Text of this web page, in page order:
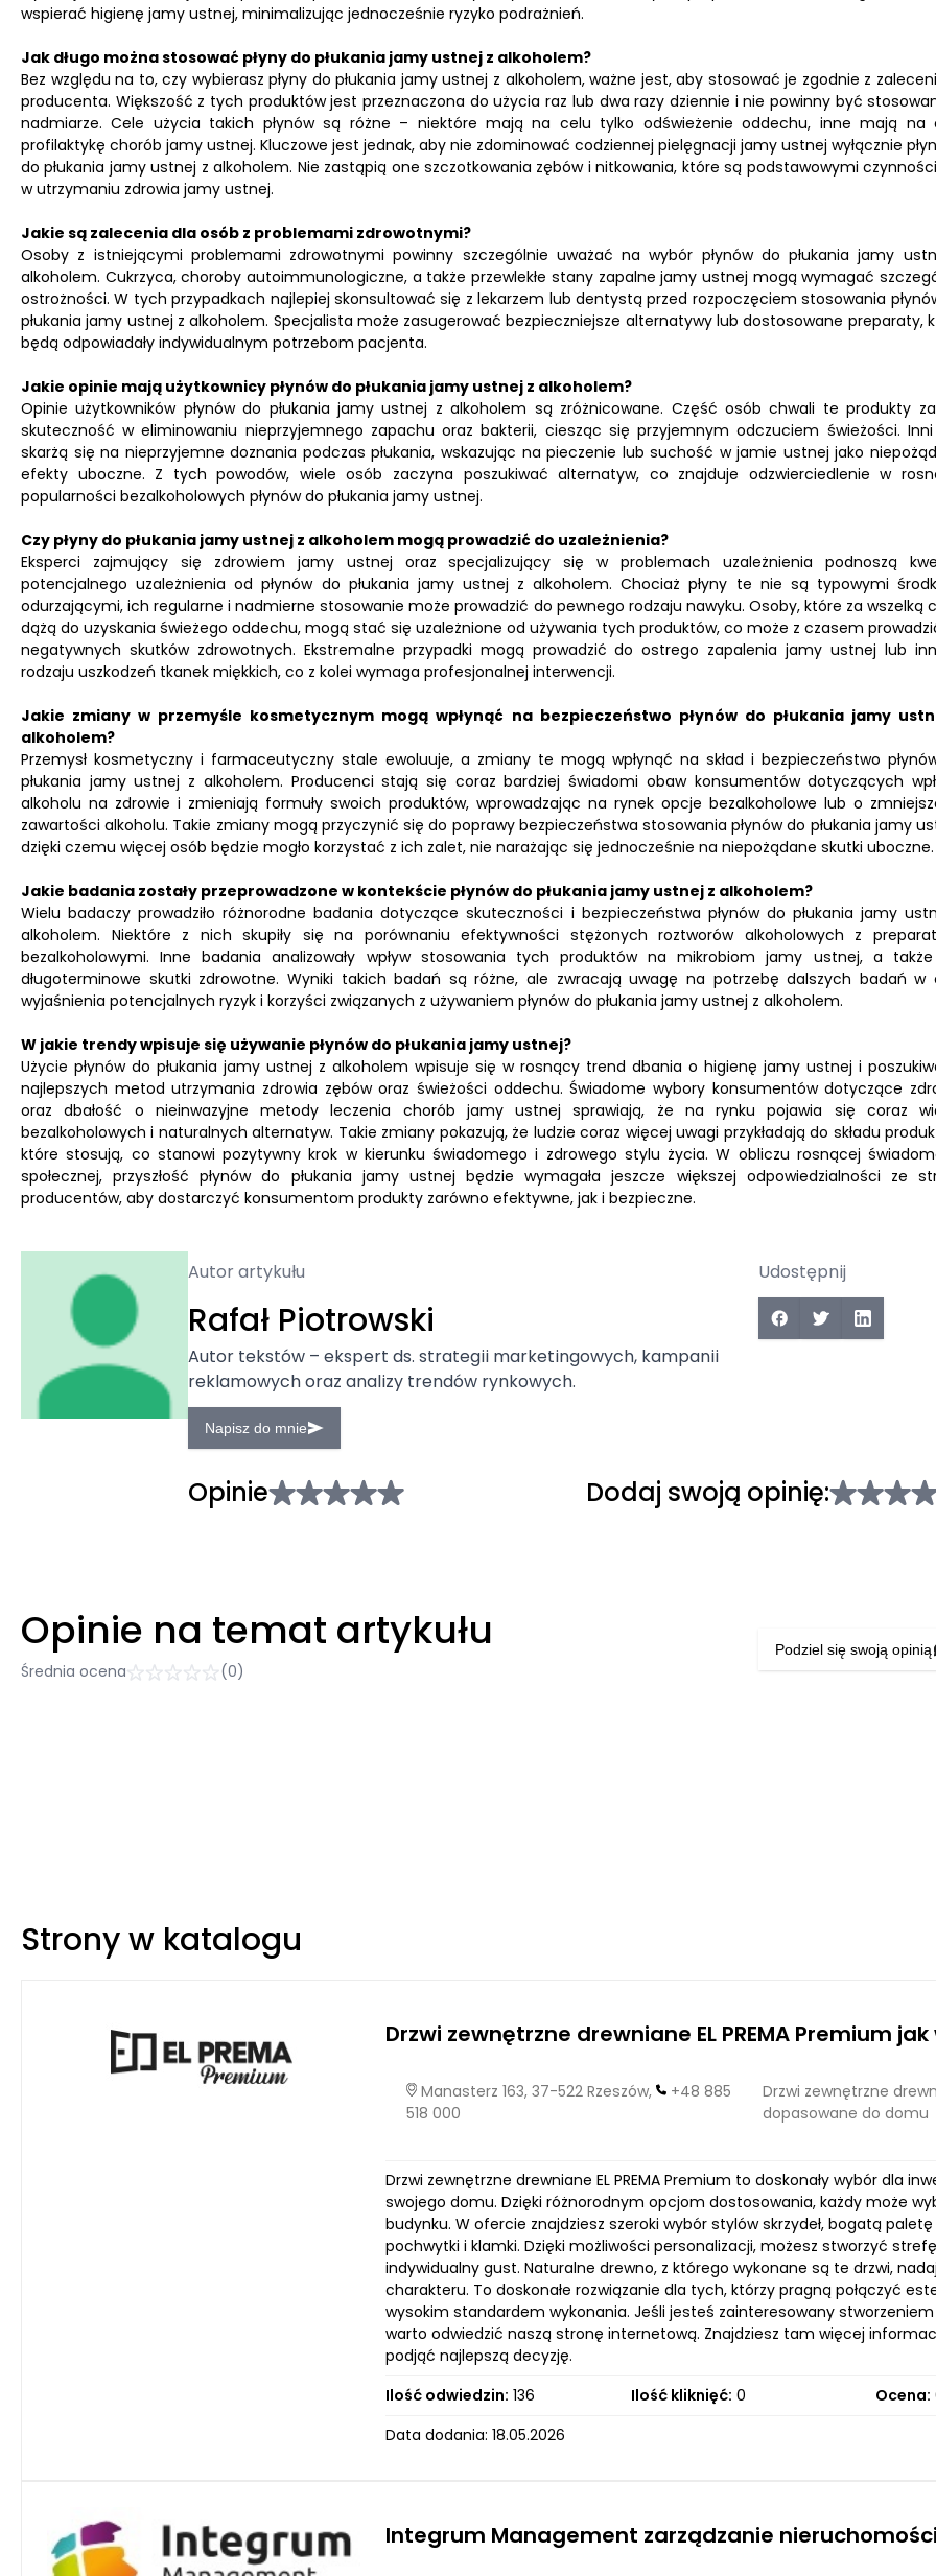
wspierać higienę jamy ustnej, minimalizując jednocześnie ryzyko podrażnień.
Jak długo można stosować płyny do płukania jamy ustnej z alkoholem?
Bez względu na to, czy wybierasz płyny do płukania jamy ustnej z alkoholem, ważne jest, aby stosować je zgodnie z
producenta. Większość z tych produktów jest przeznaczona do użycia raz lub dwa razy dziennie i nie powinny być
nadmiarze. Cele użycia takich płynów są różne – niektóre mają na celu tylko odświeżenie oddechu, inne mają na
profilaktykę chorób jamy ustnej. Kluczowe jest jednak, aby nie zdominować codziennej pielęgnacji jamy ustnej wyłącznie
do płukania jamy ustnej z alkoholem. Nie zastąpią one szczotkowania zębów i nitkowania, które są podstawowymi
w utrzymaniu zdrowia jamy ustnej.
Jakie są zalecenia dla osób z problemami zdrowotnymi?
Osoby z istniejącymi problemami zdrowotnymi powinny szczególnie uważać na wybór płynów do płukania jamy
alkoholem. Cukrzyca, choroby autoimmunologiczne, a także przewlekłe stany zapalne jamy ustnej mogą wymagać
ostrożności. W tych przypadkach najlepiej skonsultować się z lekarzem lub dentystą przed rozpoczęciem stosowania
płukania jamy ustnej z alkoholem. Specjalista może zasugerować bezpieczniejsze alternatywy lub dostosowane preparaty,
będą odpowiadały indywidualnym potrzebom pacjenta.
Jakie opinie mają użytkownicy płynów do płukania jamy ustnej z alkoholem?
Opinie użytkowników płynów do płukania jamy ustnej z alkoholem są zróżnicowane. Część osób chwali te produkty
skuteczność w eliminowaniu nieprzyjemnego zapachu oraz bakterii, ciesząc się przyjemnym odczuciem świeżości.
skarżą się na nieprzyjemne doznania podczas płukania, wskazując na pieczenie lub suchość w jamie ustnej jako
efekty uboczne. Z tych powodów, wiele osób zaczyna poszukiwać alternatyw, co znajduje odzwierciedlenie w
popularności bezalkoholowych płynów do płukania jamy ustnej.
Czy płyny do płukania jamy ustnej z alkoholem mogą prowadzić do uzależnienia?
Eksperci zajmujący się zdrowiem jamy ustnej oraz specjalizujący się w problemach uzależnienia podnoszą
potencjalnego uzależnienia od płynów do płukania jamy ustnej z alkoholem. Chociaż płyny te nie są typowymi
odurzającymi, ich regularne i nadmierne stosowanie może prowadzić do pewnego rodzaju nawyku. Osoby, które za wszelką
dążą do uzyskania świeżego oddechu, mogą stać się uzależnione od używania tych produktów, co może z czasem
negatywnych skutków zdrowotnych. Ekstremalne przypadki mogą prowadzić do ostrego zapalenia jamy ustnej lub
rodzaju uszkodzeń tkanek miękkich, co z kolei wymaga profesjonalnej interwencji.
Jakie zmiany w przemyśle kosmetycznym mogą wpłynąć na bezpieczeństwo płynów do płukania jamy
alkoholem?
Przemysł kosmetyczny i farmaceutyczny stale ewoluuje, a zmiany te mogą wpłynąć na skład i bezpieczeństwo
płukania jamy ustnej z alkoholem. Producenci stają się coraz bardziej świadomi obaw konsumentów dotyczących
alkoholu na zdrowie i zmieniają formuły swoich produktów, wprowadzając na rynek opcje bezalkoholowe lub o
zawartości alkoholu. Takie zmiany mogą przyczynić się do poprawy bezpieczeństwa stosowania płynów do płukania jamy
dzięki czemu więcej osób będzie mogło korzystać z ich zalet, nie narażając się jednocześnie na niepożądane skutki uboczne.
Jakie badania zostały przeprowadzone w kontekście płynów do płukania jamy ustnej z alkoholem?
Wielu badaczy prowadziło różnorodne badania dotyczące skuteczności i bezpieczeństwa płynów do płukania jamy
alkoholem. Niektóre z nich skupiły się na porównaniu efektywności stężonych roztworów alkoholowych z
bezalkoholowymi. Inne badania analizowały wpływ stosowania tych produktów na mikrobiom jamy ustnej, a
długoterminowe skutki zdrowotne. Wyniki takich badań są różne, ale zwracają uwagę na potrzebę dalszych badań w
wyjaśnienia potencjalnych ryzyk i korzyści związanych z używaniem płynów do płukania jamy ustnej z alkoholem.
W jakie trendy wpisuje się używanie płynów do płukania jamy ustnej?
Użycie płynów do płukania jamy ustnej z alkoholem wpisuje się w rosnący trend dbania o higienę jamy ustnej i
najlepszych metod utrzymania zdrowia zębów oraz świeżości oddechu. Świadome wybory konsumentów dotyczące
oraz dbałość o nieinwazyjne metody leczenia chorób jamy ustnej sprawiają, że na rynku pojawia się coraz
bezalkoholowych i naturalnych alternatyw. Takie zmiany pokazują, że ludzie coraz więcej uwagi przykładają do składu
które stosują, co stanowi pozytywny krok w kierunku świadomego i zdrowego stylu życia. W obliczu rosnącej
społecznej, przyszłość płynów do płukania jamy ustnej będzie wymagała jeszcze większej odpowiedzialności ze
producentów, aby dostarczyć konsumentom produkty zarówno efektywne, jak i bezpieczne.
Autor artykułu
Rafał Piotrowski
Autor tekstów – ekspert ds. strategii marketingowych, kampanii
reklamowych oraz analizy trendów rynkowych.
Napisz do mnie
Udostępnij
Opinie Dodaj swoją opinię:
Opinie na temat artykułu
Średnia ocena (0)
Podziel się swoją opinią
Strony w katalogu
Drzwi zewnętrzne drewniane EL PREMA Premium
Manasterz 163, 37-522 Rzeszów,
+48 885
518 000
Drzwi zewnętrzne
dopasowane do domu
Drzwi zewnętrzne drewniane EL PREMA Premium to doskonały wybór dla
swojego domu. Dzięki różnorodnym opcjom dostosowania, każdy może
budynku. W ofercie znajdziesz szeroki wybór stylów skrzydeł, bogatą
pochwytki i klamki. Dzięki możliwości personalizacji, możesz stworzyć
indywidualny gust. Naturalne drewno, z którego wykonane są te drzwi,
charakteru. To doskonałe rozwiązanie dla tych, którzy pragną połączyć
wysokim standardem wykonania. Jeśli jesteś zainteresowany
warto odwiedzić naszą stronę internetową. Znajdziesz tam więcej
podjąć najlepszą decyzję.
Ilość odwiedzin: 136 Ilość kliknięć: 0 Ocena:
Data dodania: 18.05.2026
Integrum Management zarządzanie